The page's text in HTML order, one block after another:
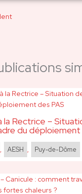
la Rectrice –
du déploiement
, AESH , Puy-de-Dôme